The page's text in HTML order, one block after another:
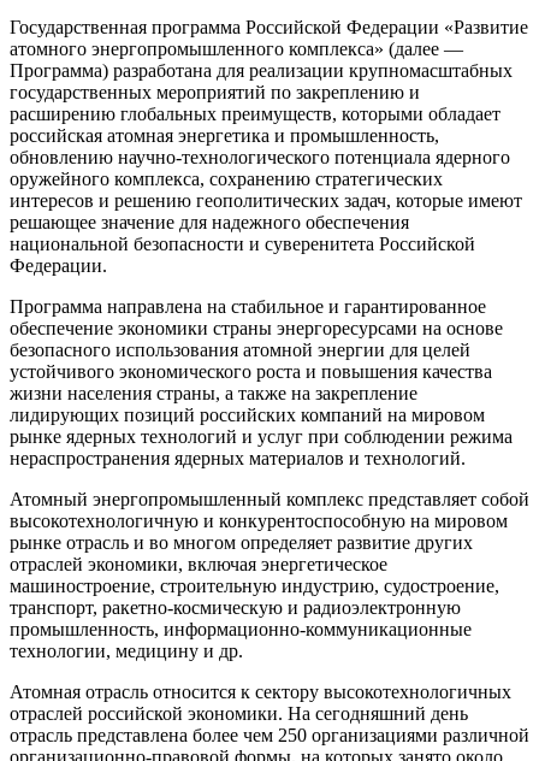
Государственная программа Российской Федерации «Развитие
атомного энергопромышленного комплекса» (далее —
Программа) разработана для реализации крупномасштабных
государственных мероприятий по закреплению и
расширению глобальных преимуществ, которыми обладает
российская атомная энергетика и промышленность,
обновлению научно-технологического потенциала ядерного
оружейного комплекса, сохранению стратегических
интересов и решению геополитических задач, которые имеют
решающее значение для надежного обеспечения
национальной безопасности и суверенитета Российской
Федерации.
Программа направлена на стабильное и гарантированное
обеспечение экономики страны энергоресурсами на основе
безопасного использования атомной энергии для целей
устойчивого экономического роста и повышения качества
жизни населения страны, а также на закрепление
лидирующих позиций российских компаний на мировом
рынке ядерных технологий и услуг при соблюдении режима
нераспространения ядерных материалов и технологий.
Атомный энергопромышленный комплекс представляет собой
высокотехнологичную и конкурентоспособную на мировом
рынке отрасль и во многом определяет развитие других
отраслей экономики, включая энергетическое
машиностроение, строительную индустрию, судостроение,
транспорт, ракетно-космическую и радиоэлектронную
промышленность, информационно-коммуникационные
технологии, медицину и др.
Атомная отрасль относится к сектору высокотехнологичных
отраслей российской экономики. На сегодняшний день
отрасль представлена более чем 250 организациями различной
организационно-правовой формы, на которых занято около